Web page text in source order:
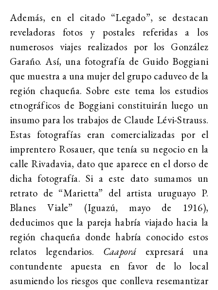
Además, en el citado “Legado”, se destacan
reveladoras fotos y postales referidas a los
numerosos viajes realizados por los González
Garaño. Así, una fotografía de Guido Boggiani
que muestra a una mujer del grupo caduveo de la
región chaqueña. Sobre este tema los estudios
etnográficos de Boggiani constituirán luego un
insumo para los trabajos de Claude Lévi-Strauss.
Estas fotografías eran comercializadas por el
imprentero Rosauer, que tenía su negocio en la
calle Rivadavia, dato que aparece en el dorso de
dicha fotografía. Si a este dato sumamos un
retrato de “Marietta” del artista uruguayo P.
Blanes Viale” (Iguazú, mayo de 1916),
deducimos que la pareja habría viajado hacia la
región chaqueña donde habría conocido estos
relatos legendarios. Caaporá expresará una
contundente apuesta en favor de lo local
asumiendo los riesgos que conlleva resemantizar